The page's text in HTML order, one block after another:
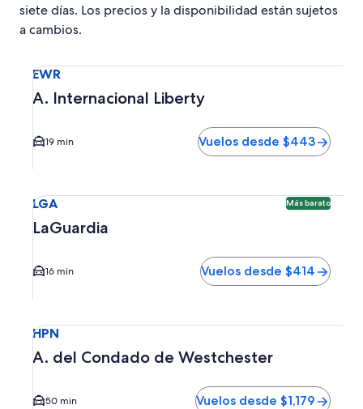
siete días. Los precios y la disponibilidad están sujetos
a cambios.
EWR
A. Internacional Liberty
19 min Vuelos desde $443
LGA Más barato
LaGuardia
16 min Vuelos desde $414
HPN
A. del Condado de Westchester
50 min Vuelos desde $1,179